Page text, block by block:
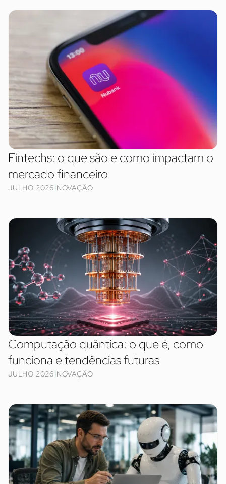
Fintechs: o que são e como impactam o
mercado financeiro
JULHO 2026INOVAÇÃO
Computação quântica: o que é, como
funciona e tendências futuras
JULHO 2026INOVAÇÃO